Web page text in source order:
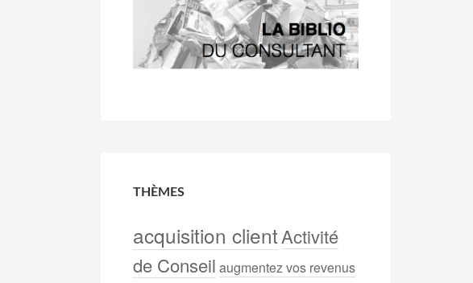
THÈMES
acquisition clientActivité
de Conseil augmentez vos revenus